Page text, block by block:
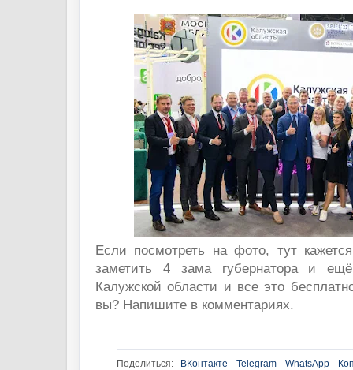
Если посмотреть на фото, тут
заметить 4 зама губернатора и
Калужской области и все это
вы? Напишите в комментариях.
Поделиться: ВКонтакте Telegram WhatsApp